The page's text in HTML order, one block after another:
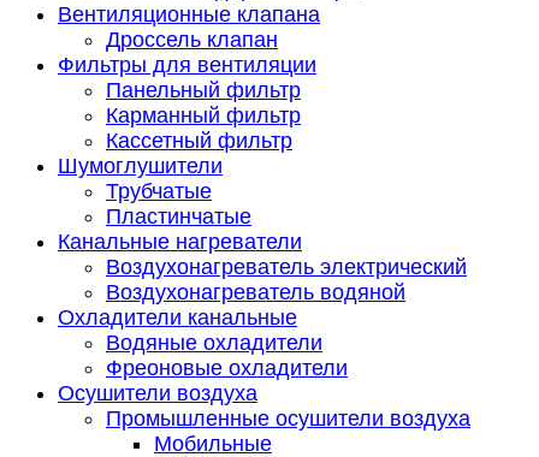
Вентиляционные клапана
Дроссель клапан
Фильтры для вентиляции
Панельный фильтр
Карманный фильтр
Кассетный фильтр
Шумоглушители
Трубчатые
Пластинчатые
Канальные нагреватели
Воздухонагреватель электрический
Воздухонагреватель водяной
Охладители канальные
Водяные охладители
Фреоновые охладители
Осушители воздуха
Промышленные осушители воздуха
Мобильные